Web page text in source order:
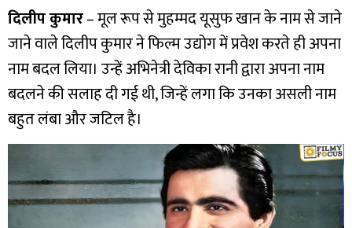
दिलीप कुमार– मूल रूप से मुहम्मद यूसुफ खान के नाम से जाने
जाने वाले दिलीप कुमार ने फिल्म उद्योग में प्रवेश करते ही अपना
नाम बदल लिया। उन्हें अभिनेत्री देविका रानी द्वारा अपना नाम
बदलने की सलाह दी गई थी, जिन्हें लगा कि उनका असली नाम
बहुत लंबा और जटिल है।